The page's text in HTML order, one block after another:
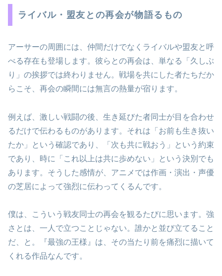
ライバル・盟友との再会が物語るもの
アーサーの周囲には、仲間だけでなくライバルや盟友と呼
べる存在も登場します。彼らとの再会は、単なる「久しぶ
り」の挨拶では終わりません。戦場を共にした者たちだか
らこそ、再会の瞬間には無言の熱量が宿ります。
例えば、激しい戦闘の後、生き延びた者同士が目を合わせ
るだけで伝わるものがあります。それは「お前も生き抜い
たか」という確認であり、「次も共に戦おう」という約束
であり、時に「これ以上は共に歩めない」という決別でも
あります。そうした感情が、アニメでは作画・演出・声優
の芝居によって強烈に伝わってくるんです。
僕は、こういう戦友同士の再会を観るたびに思います。強
さとは、一人で立つことじゃない。誰かと並び立てること
だ、と。『最強の王様』は、その当たり前を痛烈に描いて
くれる作品なんです。